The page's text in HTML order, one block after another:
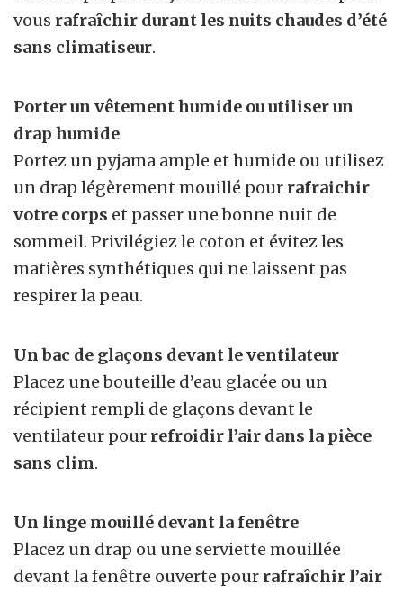
vous rafraîchir durant les nuits chaudes d’été
sans climatiseur.
Porter un vêtement humide ou utiliser un
drap humide
Portez un pyjama ample et humide ou utilisez
un drap légèrement mouillé pour rafraichir
votre corps et passer une bonne nuit de
sommeil. Privilégiez le coton et évitez les
matières synthétiques qui ne laissent pas
respirer la peau.
Un bac de glaçons devant le ventilateur
Placez une bouteille d’eau glacée ou un
récipient rempli de glaçons devant le
ventilateur pour refroidir l’air dans la pièce
sans clim.
Un linge mouillé devant la fenêtre
Placez un drap ou une serviette mouillée
devant la fenêtre ouverte pour rafraîchir l’air